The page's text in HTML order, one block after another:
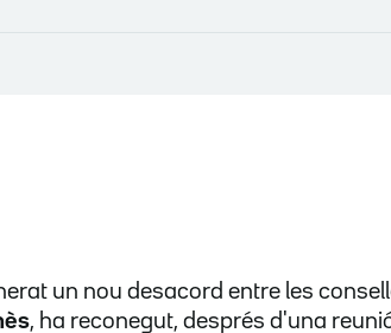
un nou desacord entre les
, ha reconegut, després d'una